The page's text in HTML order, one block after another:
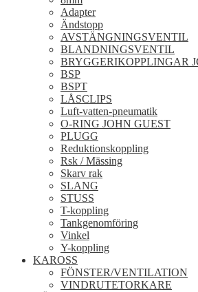
Adapter
Ändstopp
AVSTÄNGNINGSVENTIL
BLANDNINGSVENTIL
BRYGGERIKOPPLINGAR
BSP
BSPT
LÅSCLIPS
Luft-vatten-pneumatik
O-RING JOHN GUEST
PLUGG
Reduktionskoppling
Rsk / Mässing
Skarv rak
SLANG
STUSS
T-koppling
Tankgenomföring
Vinkel
Y-koppling
KAROSS
FÖNSTER/VENTILATION
VINDRUTETORKARE